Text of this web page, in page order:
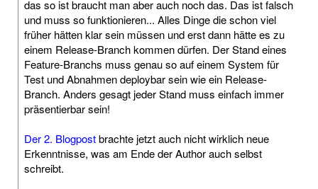
das so ist braucht man aber auch noch das. Das ist falsch
und muss so funktionieren... Alles Dinge die schon viel
früher hätten klar sein müssen und erst dann hätte es zu
einem Release-Branch kommen dürfen. Der Stand eines
Feature-Branchs muss genau so auf einem System für
Test und Abnahmen deploybar sein wie ein Release-
Branch. Anders gesagt jeder Stand muss einfach immer
präsentierbar sein!
Der 2. Blogpostbrachte jetzt auch nicht wirklich neue
Erkenntnisse, was am Ende der Author auch selbst
schreibt.